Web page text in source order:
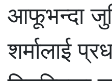
आफूभन्दा
शर्मालाई